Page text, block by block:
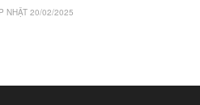
NHẬT 20/02/2025